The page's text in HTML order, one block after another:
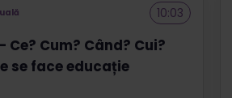
10:03
Ce? Cum? Când? Cui?
se face educație